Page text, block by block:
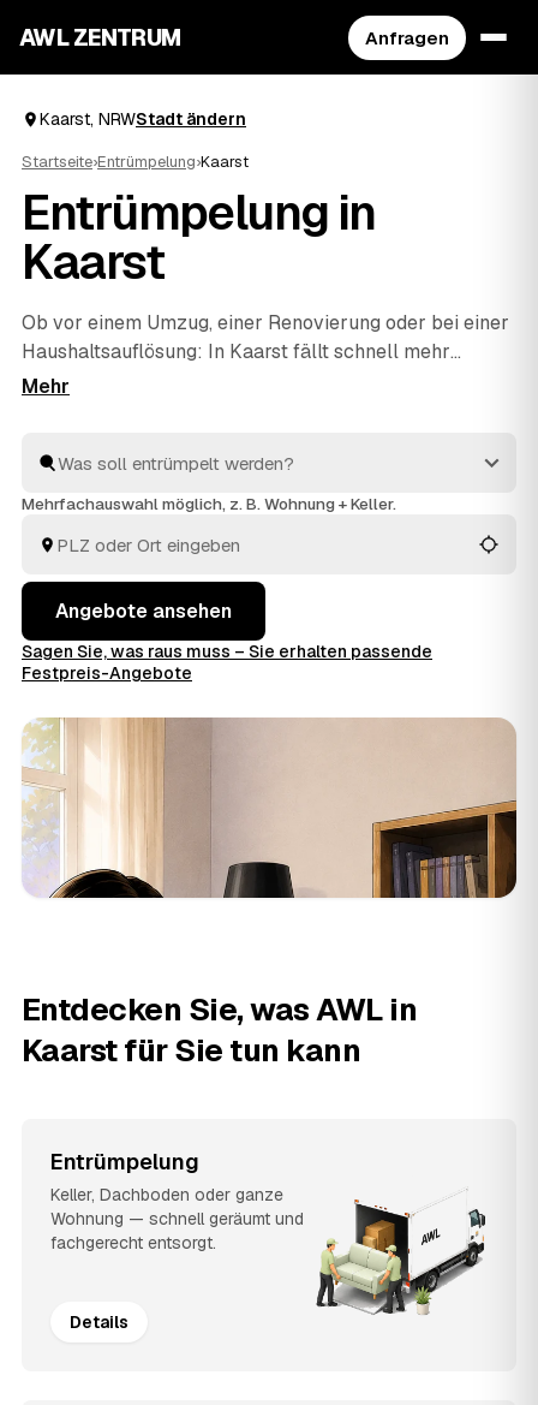
AWL ZENTRUM Anfragen
Kaarst, NRWStadt ändern
Startseite›Entrümpelung›Kaarst
Entrümpelung in
Kaarst
Ob vor einem Umzug, einer Renovierung oder bei einer
Haushaltsauflösung: In Kaarst fällt schnell mehr
Hausrat an, als man allein wegbekommt. Über AWL
Angebote von geprüften Betrieben rund um Kaarst bis
NeussundMeerbusch . So finden Sie ohne langes
im Voraus raten.
Mehrfachauswahl möglich, z. B. Wohnung + Keller.
Angebote ansehen
Sagen Sie, was raus muss – Sie erhalten passende
Festpreis-Angebote
Entdecken Sie, was AWL in
Kaarst für Sie tun kann
Entrümpelung
Keller, Dachboden oder ganze
Wohnung — schnell geräumt und
fachgerecht entsorgt.
Details